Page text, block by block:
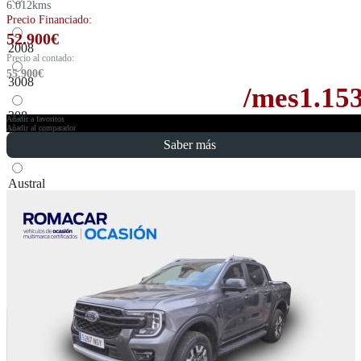
2008
3008
308
Renault
Austral
Captur
6.012kms
Precio Financiado:
52.900€
Precio al contado:
55.900€
/mes
Añadir a favoritos
Añadir al comparador
Saber más